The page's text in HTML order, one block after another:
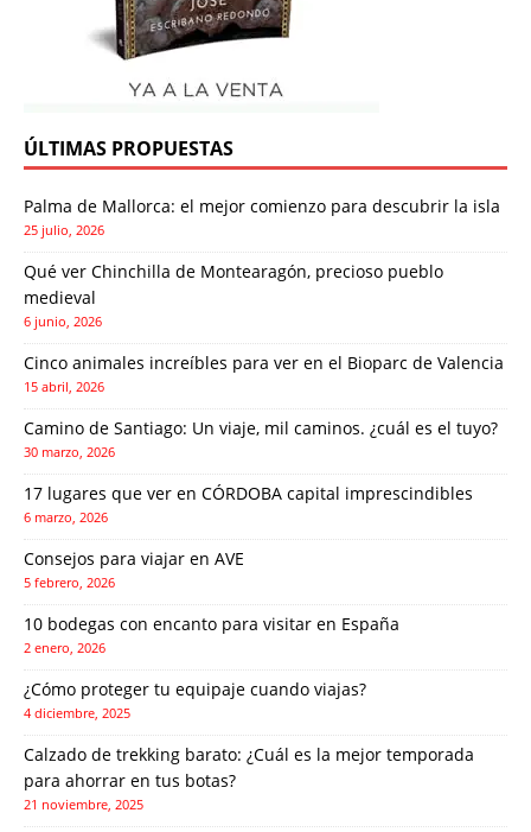
ÚLTIMAS PROPUESTAS
Palma de Mallorca: el mejor comienzo para descubrir la isla
25 julio, 2026
Qué ver Chinchilla de Montearagón, precioso pueblo
medieval
6 junio, 2026
Cinco animales increíbles para ver en el Bioparc de Valencia
15 abril, 2026
Camino de Santiago: Un viaje, mil caminos. ¿cuál es el tuyo?
30 marzo, 2026
17 lugares que ver en CÓRDOBA capital imprescindibles
6 marzo, 2026
Consejos para viajar en AVE
5 febrero, 2026
10 bodegas con encanto para visitar en España
2 enero, 2026
¿Cómo proteger tu equipaje cuando viajas?
4 diciembre, 2025
Calzado de trekking barato: ¿Cuál es la mejor temporada
para ahorrar en tus botas?
21 noviembre, 2025